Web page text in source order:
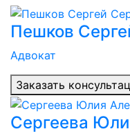
Пешков
Адвокат
Заказать
Сергеева